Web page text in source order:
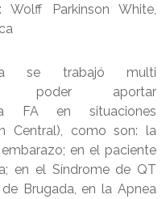
Wolff Parkinson White,
se trabajó multi
poder aportar
FA en situaciones
Central), como son: la
en el paciente
en el Síndrome de QT
Brugada, en la Apnea